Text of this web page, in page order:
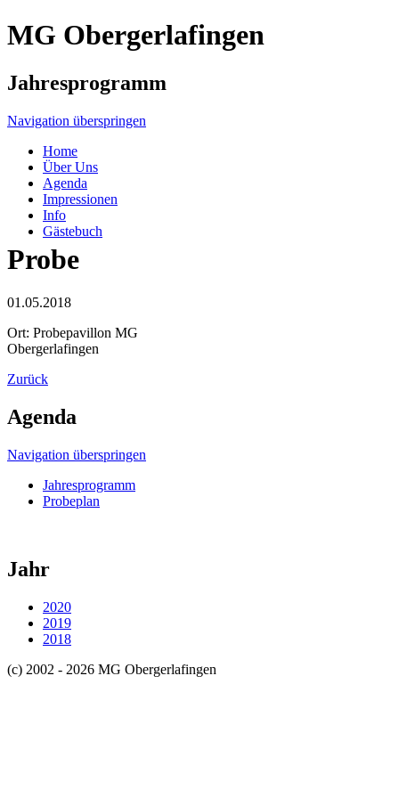
MG Obergerlafingen
Jahresprogramm
Navigation überspringen
Home
Über Uns
Agenda
Impressionen
Info
Gästebuch
Probe
01.05.2018
Ort: Probepavillon MG
Obergerlafingen
Zurück
Agenda
Navigation überspringen
Jahresprogramm
Probeplan
Jahr
2020
2019
2018
(c) 2002 - 2026 MG Obergerlafingen